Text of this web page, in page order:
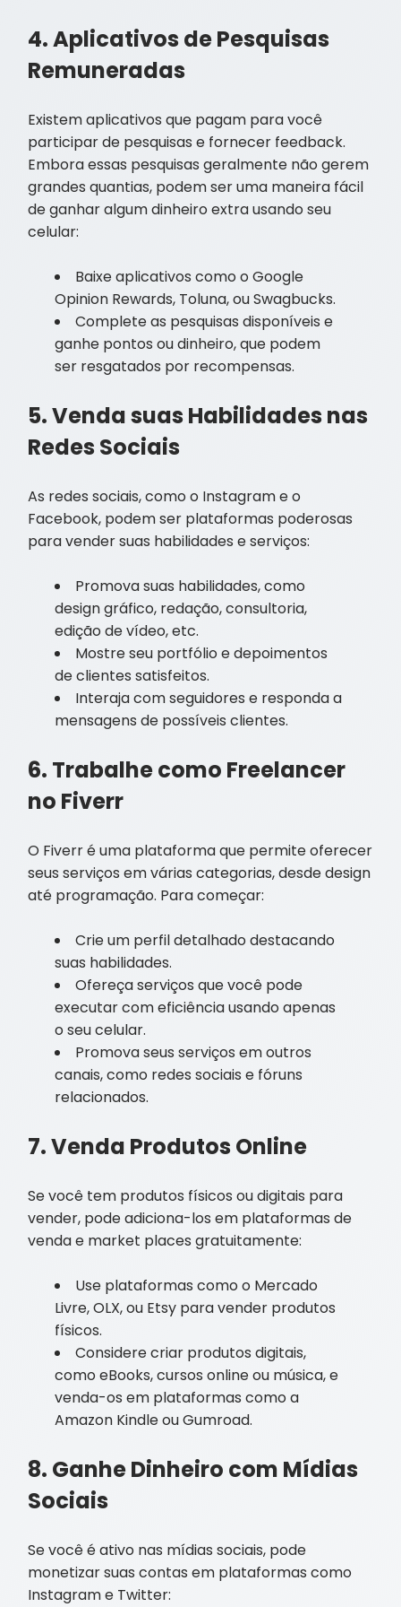
4. Aplicativos de Pesquisas
Remuneradas
Existem aplicativos que pagam para você
participar de pesquisas e fornecer feedback.
Embora essas pesquisas geralmente não gerem
grandes quantias, podem ser uma maneira fácil
de ganhar algum dinheiro extra usando seu
celular:
Baixe aplicativos como o Google
Opinion Rewards, Toluna, ou Swagbucks.
Complete as pesquisas disponíveis e
ganhe pontos ou dinheiro, que podem
ser resgatados por recompensas.
5. Venda suas Habilidades nas
Redes Sociais
As redes sociais, como o Instagram e o
Facebook, podem ser plataformas poderosas
para vender suas habilidades e serviços:
Promova suas habilidades, como
design gráfico, redação, consultoria,
edição de vídeo, etc.
Mostre seu portfólio e depoimentos
de clientes satisfeitos.
Interaja com seguidores e responda a
mensagens de possíveis clientes.
6. Trabalhe como Freelancer
no Fiverr
O Fiverr é uma plataforma que permite oferecer
seus serviços em várias categorias, desde design
até programação. Para começar:
Crie um perfil detalhado destacando
suas habilidades.
Ofereça serviços que você pode
executar com eficiência usando apenas
o seu celular.
Promova seus serviços em outros
canais, como redes sociais e fóruns
relacionados.
7. Venda Produtos Online
Se você tem produtos físicos ou digitais para
vender, pode adiciona-los em plataformas de
venda e market places gratuitamente:
Use plataformas como o Mercado
Livre, OLX, ou Etsy para vender produtos
físicos.
Considere criar produtos digitais,
como eBooks, cursos online ou música, e
venda-os em plataformas como a
Amazon Kindle ou Gumroad.
8. Ganhe Dinheiro com Mídias
Sociais
Se você é ativo nas mídias sociais, pode
monetizar suas contas em plataformas como
Instagram e Twitter: